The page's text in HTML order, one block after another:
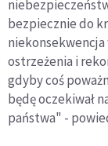
bezpiecznie do
ostrzeżenia i
gdyby coś
będę oczekiwał
państwa" -